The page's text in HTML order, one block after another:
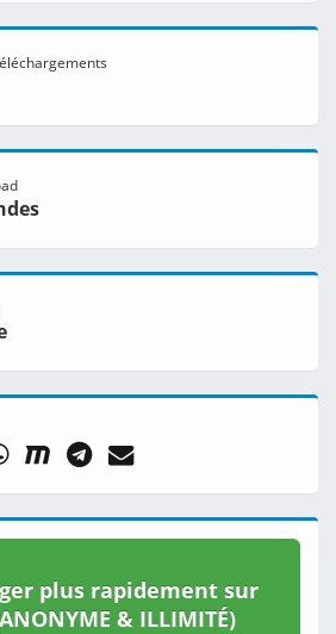
plus rapidement sur
& ILLIMITÉ)